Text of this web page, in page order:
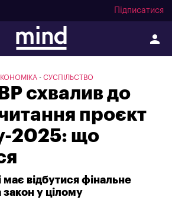
Підписатися
СУСПІЛЬСТВО
схвалив до
проєкт
2025: що
має відбутися фінальне
закон у цілому